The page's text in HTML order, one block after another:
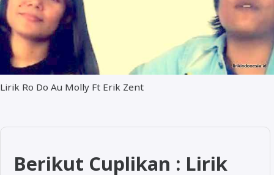
Lirik Ro Do Au Molly Ft Erik Zent
Berikut Cuplikan : Lirik